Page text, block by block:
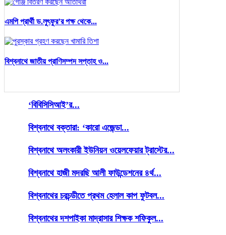
এমপি প্রার্থী ড.লুৎফুর’র পক্ষ থেকে...
বিশ্বনাথে জাতীয় প্রাণিসম্পদ সপ্তাহ ও...
‘বিবিসিসিআই’র...
বিশ্বনাথে বক্তারা: ‘কারো এজেন্ডা...
বিশ্বনাথে অলংকারী ইউনিয়ন ওয়েলফেয়ার ট্রাস্টের...
বিশ্বনাথে হাজী মদরছি আলী ফাউন্ডেশনের ৪র্থ...
বিশ্বনাথের চরচন্ডীতে প্রথম হেলাল কাপ ফুটবল...
বিশ্বনাথের দশপাইকা মাদ্রাসার শিক্ষক শফিকুল...